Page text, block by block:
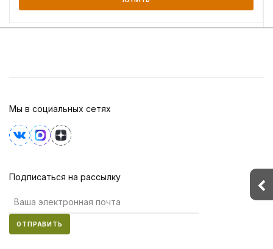
Мы в социальных сетях
Подписаться на рассылку
ОТПРАВИТЬ